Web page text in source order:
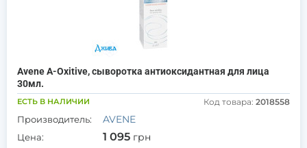
Avene A-Oxitive, сыворотка антиоксидантная для лица
30мл.
ЕСТЬ В НАЛИЧИИ Код товара: 2018558
Производитель: AVENE
Цена: 1 095 грн